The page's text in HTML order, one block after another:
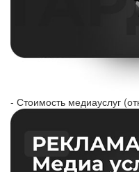
- Стоимость медиауслуг